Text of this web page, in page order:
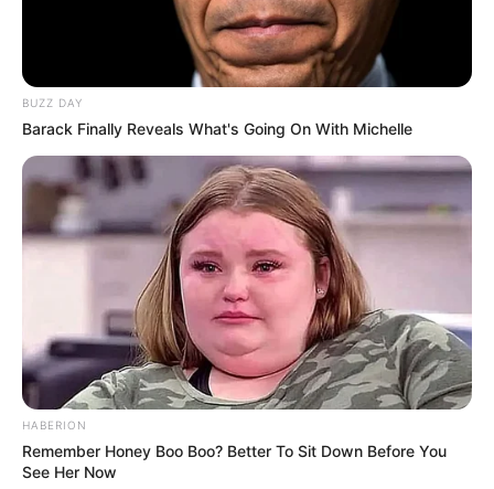
Stadt/Ort: Hannover
Beginn: 21.06.2028 12:00 Uhr
Ende: 22.06.2028 00:00 Uhr
Eintrittspreis: Freier Eintritt
Fête de la Musique Hannover
La Fête de la Musique, dieses inzwischen sehr
bekannte Fest der Straßenmusik, findet alljährlich
am 21. Juni zum Sommeranfang in Hannover und
weiteren mehr als 500 Städten weltweit statt. Die
ursprüngliche Idee kommt aus Frankreich, wo 1982
in Paris alles begann. In Hannover spielen jedes
Jahr mehr als 1.000 Musiker auf über 30 Bühnen.
Stadt/Ort: Hannover
Beginn: 21.06.2029 12:00 Uhr
BUZZ DAY
Barack Finally Reveals What's Going On With Michelle
HABERION
Remember Honey Boo Boo? Better To Sit Down Before You
See Her Now